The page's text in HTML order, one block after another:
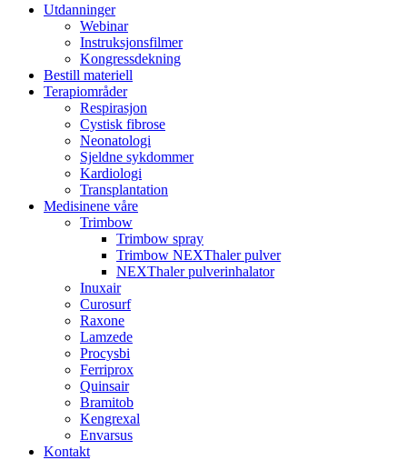
Utdanninger
Webinar
Instruksjonsfilmer
Kongressdekning
Bestill materiell
Terapiområder
Respirasjon
Cystisk fibrose
Neonatologi
Sjeldne sykdommer
Kardiologi
Transplantation
Medisinene våre
Trimbow
Trimbow spray
Trimbow NEXThaler pulver
NEXThaler pulverinhalator
Inuxair
Curosurf
Raxone
Lamzede
Procysbi
Ferriprox
Quinsair
Bramitob
Kengrexal
Envarsus
Kontakt